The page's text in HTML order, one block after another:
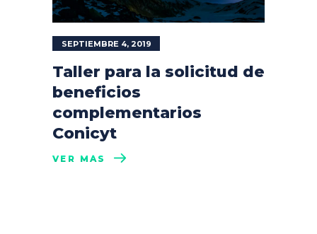
SEPTIEMBRE 4, 2019
Taller para la solicitud de
beneficios
complementarios
Conicyt
VER MÁS